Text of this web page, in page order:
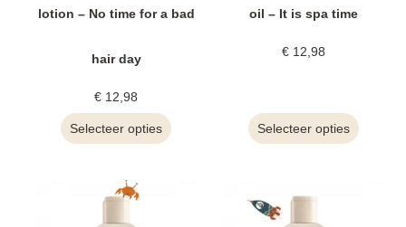
lotion – No time for a bad
hair day
€ 12,98
Selecteer opties
oil – It is spa time
€12,98
Selecteer opties